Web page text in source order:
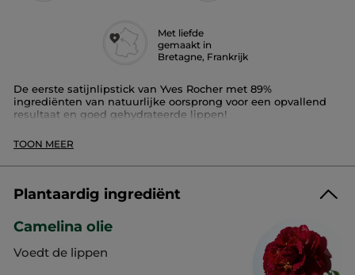
Met liefde
gemaakt in
Bretagne, Frankrijk
De eerste satijnlipstick van Yves Rocher met 89%
ingrediënten van natuurlijke oorsprong voor een opvallend
resultaat en goed gehydrateerde lippen!
Beschikbaar in 24 tinten.
Pluspunt:
de rijke en crèmige formule met cameliaolie is intens
gepigmenteerd. Ze verzorgt, hydrateert en voedt de lippen.
Rouge Elixir Satin dekt in een laagje, voedt en hydrateert, en
staat urenlang garant voor een aangenaam en zacht gevoel
van comfort.
TOON MEER
Plantaardig ingrediënt
Camelina olie
Voedt de lippen